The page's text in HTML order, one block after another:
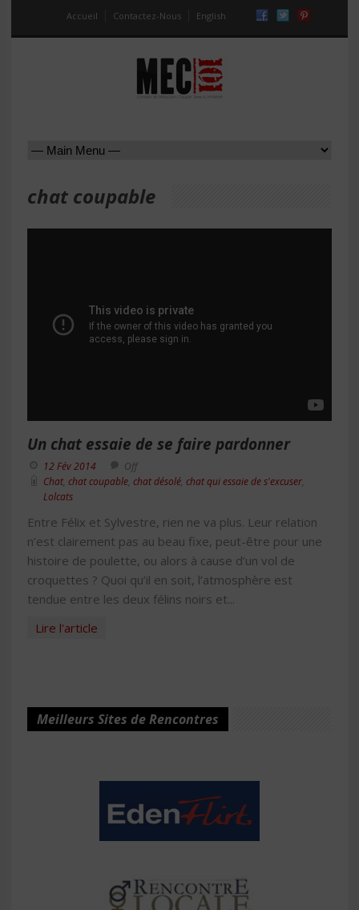
Accueil Contactez-Nous English
chat coupable
Un chat essaie de se faire pardonner
12 Fév 2014
Off
Chat chat coupable chat désolé chat qui essaie de s'excuser
Lolcats
Entre Félix et Sylvestre, rien ne va plus. Leur relation
n’est clairement pas au beau fixe, peut-être pour une
histoire de poulette, ou alors à cause d’un vol de
croquettes ? Quoi qu’il en soit, l’atmosphère est
tendue entre les deux félins noirs et...
Lire l'article
Meilleurs Sites de Rencontres